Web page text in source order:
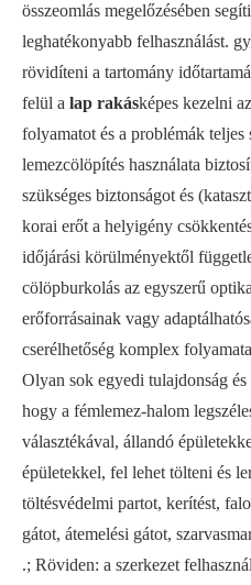
összeomlás megelőzésében
leghatékonyabb felhasználást.
rövidíteni a tartomány
felül a lap rakásképes kezelni
folyamatot és a problémák teljes
lemezcölöpítés használata
szükséges biztonságot és
korai erőt a helyigény
időjárási körülményektől
cölöpburkolás az egyszerű
erőforrásainak vagy
cserélhetőség komplex
Olyan sok egyedi tulajdonság
hogy a fémlemez-halom
választékával, állandó
épületekkel, fel lehet tölteni és
töltésvédelmi partot, kerítést,
gátot, átemelési gátot,
.; Röviden: a szerkezet